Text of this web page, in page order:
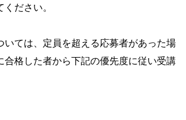
ださい。
ては、定員を超える応募者があった場
合格した者から下記の優先度に従い受講